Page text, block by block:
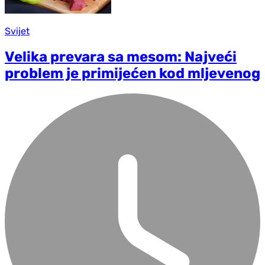
Svijet
Velika prevara sa mesom: Najveći
problem je primijećen kod mljevenog